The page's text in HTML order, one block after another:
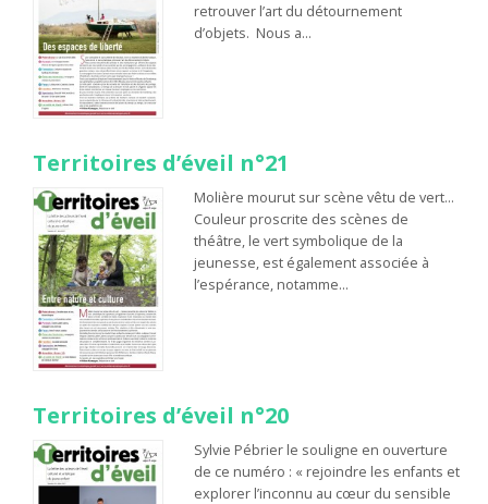
retrouver l’art du détournement
d’objets. Nous a…
Territoires d’éveil n°21
Molière mourut sur scène vêtu de vert…
Couleur proscrite des scènes de
théâtre, le vert symbolique de la
jeunesse, est également associée à
l’espérance, notamme…
Territoires d’éveil n°20
Sylvie Pébrier le souligne en ouverture
de ce numéro : « rejoindre les enfants et
explorer l’inconnu au cœur du sensible